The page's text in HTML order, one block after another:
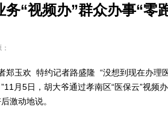
“视频办”群众办事“零
玉欢 特约记者路盛隆 “没想到现在办理
月5日，胡大爷通过孝南区“医保云”视频
激动地说。